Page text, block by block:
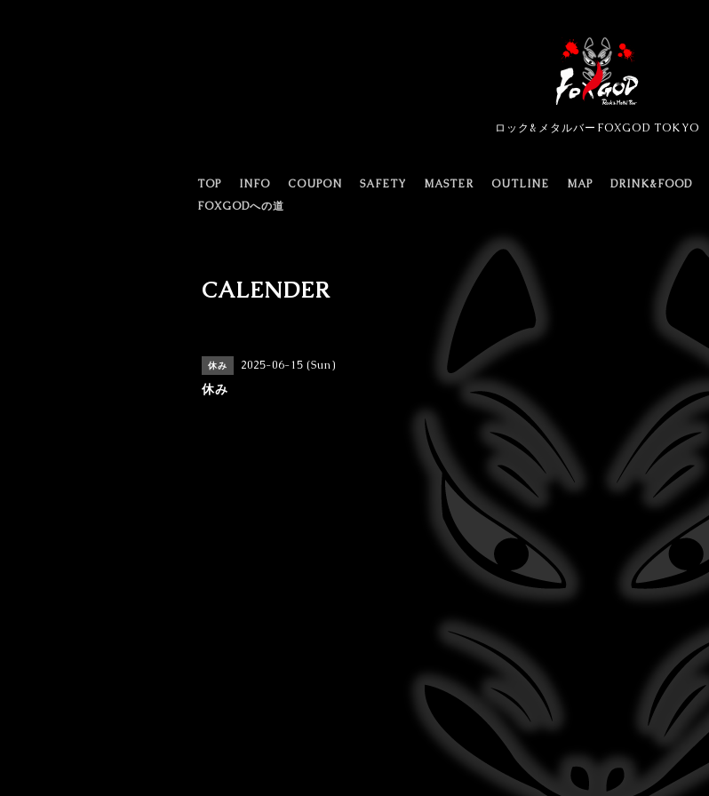
ロック&メタルバーFOXGOD TOKYO
TOP INFO COUPON SAFETY MASTER OUTLINE MAP DRINK&FOOD
FOXGODへの道
CALENDER
休み 2025-06-15 (Sun)
休み